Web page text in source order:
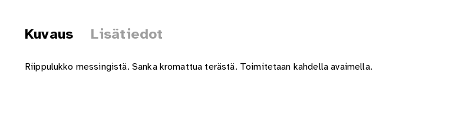
Kuvaus Lisätiedot
Riippulukko messingistä. Sanka kromattua terästä. Toimitetaan kahdella avaimella.